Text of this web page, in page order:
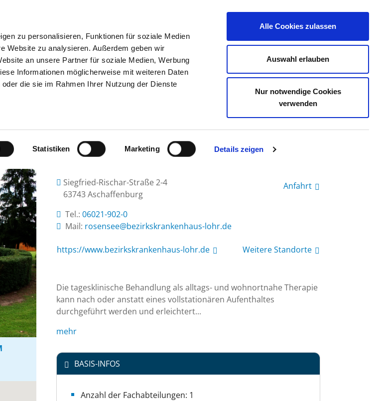
zu personalisieren, Funktionen für soziale Medien
Website zu analysieren. Außerdem geben wir
an unsere Partner für soziale Medien, Werbung
Informationen möglicherweise mit weiteren Daten
die sie im Rahmen Ihrer Nutzung der Dienste
Statistiken Marketing Details zeigen
Alle Cookies zulassen
Auswahl erlauben
Nur notwendige Cookies
verwenden
TIPPS & HILFE DAS DKV STELLENBÖRSE KONTAKT IHRE MEINUNG
AM ROSENSEE ASCHAFFENBURG
Siegfried-Rischar-Straße 2-4
63743 Aschaffenburg
Tel.: 06021-902-0
Mail: ed.rhol-suahneknarkskrizeb@eesnesor
Anfahrt
https://www.bezirkskrankenhaus-lohr.de Weitere Standorte
Die tagesklinische Behandlung als alltags- und wohnortnahe Therapie
kann nach oder anstatt eines vollstationären Aufenthaltes
durchgeführt werden und erleichtert...
mehr
BASIS-INFOS
Anzahl der Fachabteilungen: 1